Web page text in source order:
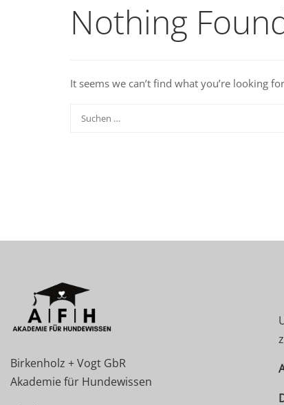
Nothing
It seems we can’t find what you’re looking
Birkenholz + Vogt GbR
Akademie für Hundewissen